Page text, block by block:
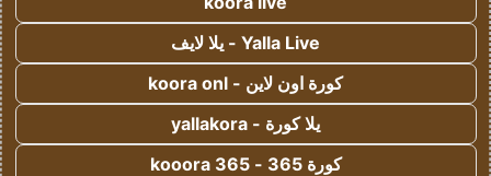
Yalla Live - يلا لايف
كورة اون لاين - koora onl
يلا كورة - yallakora
كورة 365 - kooora 365